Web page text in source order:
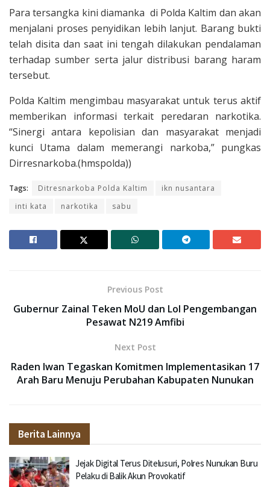
Para tersangka kini diamanka di Polda Kaltim dan akan
menjalani proses penyidikan lebih lanjut. Barang bukti
telah disita dan saat ini tengah dilakukan pendalaman
terhadap sumber serta jalur distribusi barang haram
tersebut.
Polda Kaltim mengimbau masyarakat untuk terus aktif
memberikan informasi terkait peredaran narkotika.
“Sinergi antara kepolisian dan masyarakat menjadi
kunci Utama dalam memerangi narkoba,” pungkas
Dirresnarkoba.(hmspolda))
Tags: Ditresnarkoba Polda Kaltim
ikn nusantara
inti kata
narkotika sabu
Previous Post
Gubernur Zainal Teken MoU dan LoI Pengembangan
Pesawat N219 Amfibi
Next Post
Raden Iwan Tegaskan Komitmen Implementasikan 17
Arah Baru Menuju Perubahan Kabupaten Nunukan
Berita Lainnya
Jejak Digital Terus Ditelusuri, Polres Nunukan Buru
Pelaku di Balik Akun Provokatif